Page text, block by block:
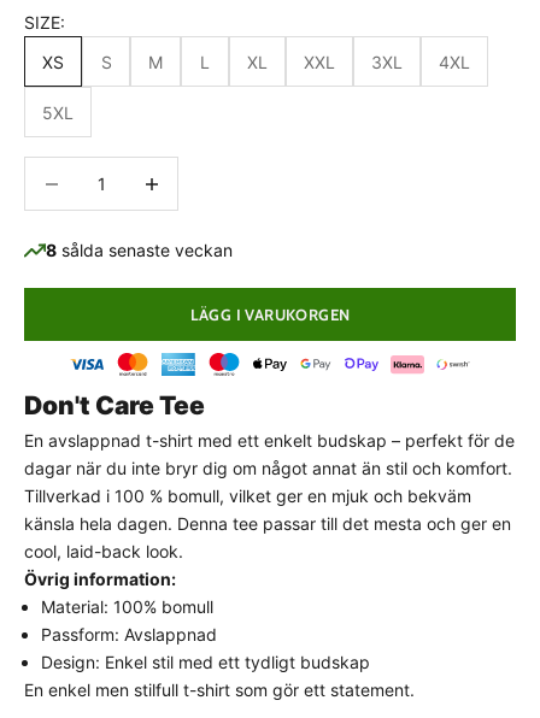
PASSFORMSGUIDE
Normal passform
Detta plagg har en klassisk, normal passform som
följer kroppens naturliga linjer utan att sitta för
stramt eller för löst.Välj din vanliga storlekför
bästa komfort och avsedda look.
SIZE:
XS
S M L XL XXL 3XL 4XL
5XL
8 sålda senaste veckan
LÄGG I VARUKORGEN
Don't Care Tee
En avslappnad t-shirt med ett enkelt budskap – perfekt för de
dagar när du inte bryr dig om något annat än stil och komfort.
Tillverkad i 100 % bomull, vilket ger en mjuk och bekväm
känsla hela dagen. Denna tee passar till det mesta och ger en
cool, laid-back look.
Övrig information:
Material: 100% bomull
Passform: Avslappnad
Design: Enkel stil med ett tydligt budskap
En enkel men stilfull t-shirt som gör ett statement.